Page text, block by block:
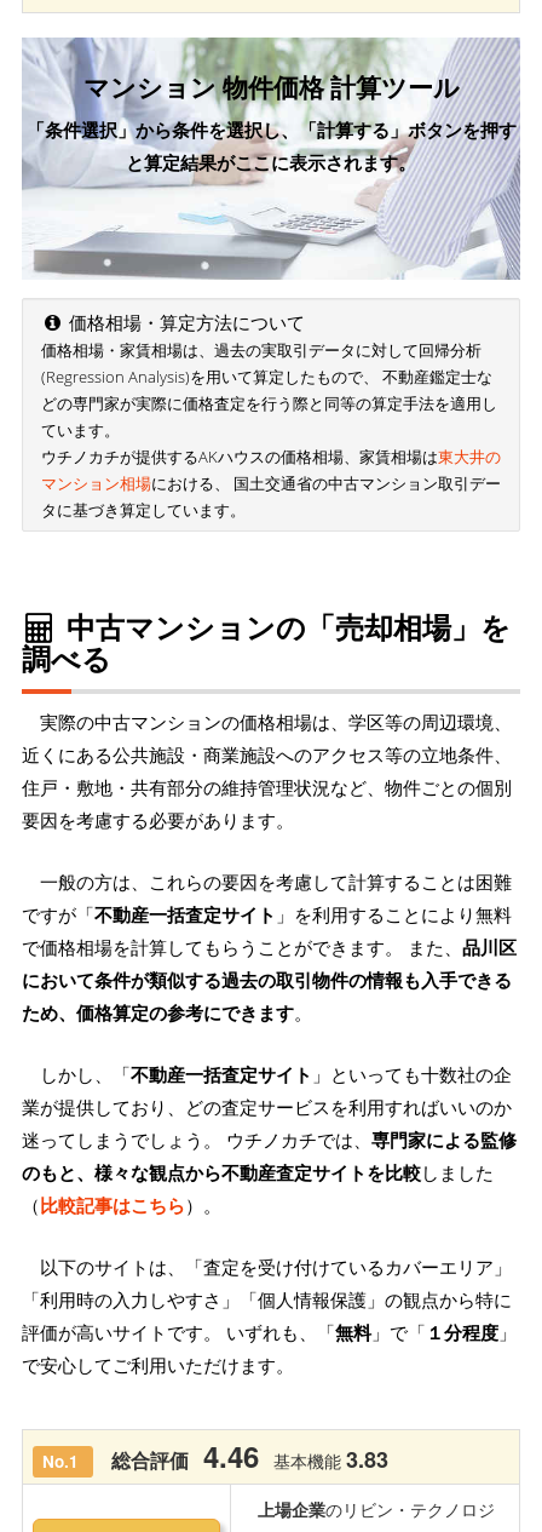
マンション 物件価格 計算ツール
「条件選択」から条件を選択し、「計算する」ボタンを押す
と算定結果がここに表示されます。
価格相場・算定方法について
価格相場・家賃相場は、過去の実取引データに対して回帰分析
(Regression Analysis)を用いて算定したもので、 不動産鑑定士な
どの専門家が実際に価格査定を行う際と同等の算定手法を適用し
ています。
ウチノカチが提供するAKハウスの価格相場、家賃相場は東大井の
マンション相場における、 国土交通省の中古マンション取引デー
タに基づき算定しています。
中古マンションの「売却相場」を
調べる
実際の中古マンションの価格相場は、学区等の周辺環境、
近くにある公共施設・商業施設へのアクセス等の立地条件、
住戸・敷地・共有部分の維持管理状況など、物件ごとの個別
要因を考慮する必要があります。
一般の方は、これらの要因を考慮して計算することは困難
ですが「不動産一括査定サイト 」を利用することにより無料
で価格相場を計算してもらうことができます。 また、 品川区
において条件が類似する過去の取引物件の情報も入手できる
ため、価格算定の参考にできます。
しかし、「不動産一括査定サイト 」といっても十数社の企
業が提供しており、どの査定サービスを利用すればいいのか
迷ってしまうでしょう。 ウチノカチでは、 専門家による監修
のもと、様々な観点から不動産査定サイトを比較しました
（比較記事はこちら）。
以下のサイトは、「査定を受け付けているカバーエリア」
「利用時の入力しやすさ」「個人情報保護」の観点から特に
評価が高いサイトです。 いずれも、「無料」で「 １分程度 」
で安心してご利用いただけます。